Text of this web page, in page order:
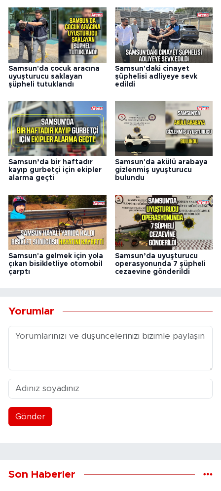
Samsun'da çocuk aracına
uyuşturucu saklayan
şüpheli tutuklandı
Samsun'daki cinayet
şüphelisi adliyeye sevk
edildi
Samsun’da bir haftadır
kayıp gurbetçi için ekipler
alarma geçti
Samsun'da akülü arabaya
gizlenmiş uyuşturucu
bulundu
Samsun'a gelmek için yola
çıkan bisikletliye otomobil
çarptı
Samsun’da uyuşturucu
operasyonunda 7 şüpheli
cezaevine gönderildi
Yorumlar
Gönder
Son Haberler